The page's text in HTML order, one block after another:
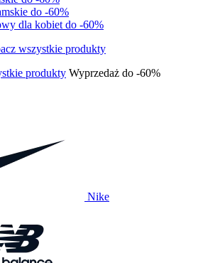
do -60%
dla kobiet do -60%
produkty Wyprzedaż do -60%
Nike